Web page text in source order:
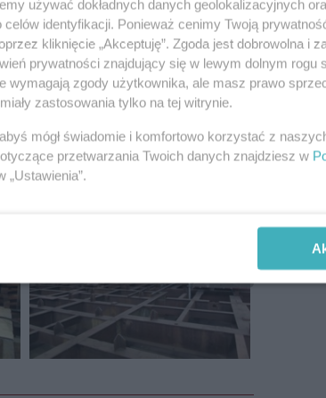
używać dokładnych danych geolokalizacyjnych
identyfikacji. Ponieważ cenimy Twoją
kliknięcie „Akceptuję”. Zgoda jest dobrowolna i
prywatności znajdujący się w lewym dolnym rogu
wymagają zgody użytkownika, ale masz prawo
zastosowania tylko na tej witrynie.
mógł świadomie i komfortowo korzystać z
przetwarzania Twoich danych znajdziesz w
„Ustawienia”.